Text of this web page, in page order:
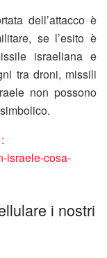
dell’attacco è
se l’esito è
israeliana e
tra droni, missili
non possono
israele-cosa-
i nostri